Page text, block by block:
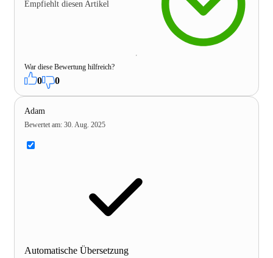
Empfiehlt diesen Artikel
War diese Bewertung hilfreich?
0 0
Adam
Bewertet am: 30. Aug. 2025
Automatische Übersetzung